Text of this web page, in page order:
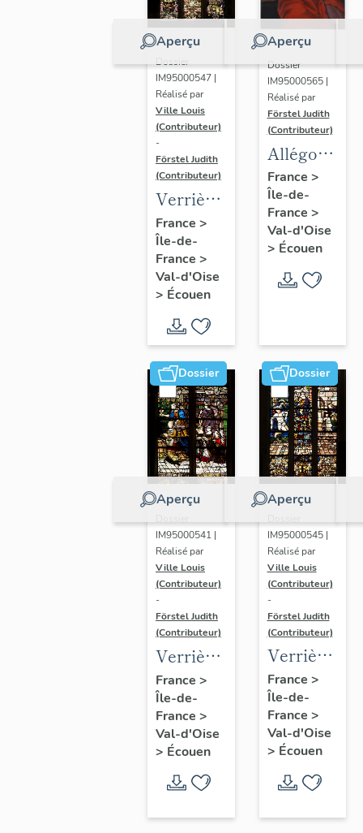
Aperçu
Dossier
IM95000547 |
Réalisé par
Ville Louis
(Contributeur)
-
Förstel Judith
(Contributeur)
Verrière
de la
baie 8 :
Vierge
de
douleur,
avec la
donatrice
Antoinette
de la
Marck et
ses filles
France >
Île-de-
France >
Val-d'Oise
> Écouen
Aperçu
Dossier
IM95000565 |
Réalisé par
Förstel Judith
(Contributeur)
Allégories
du
Toucher
et de la
Vue.
France >
Île-de-
France >
Val-d'Oise
> Écouen
Dossier
Aperçu
IM95000541 |
Réalisé par
Ville Louis
(Contributeur)
-
Förstel Judith
(Contributeur)
Verrière
de la
baie 2 :
scènes
de la
Passion,
avec
donatrices
France >
Île-de-
France >
Val-d'Oise
> Écouen
Dossier
Aperçu
IM95000545 |
Réalisé par
Ville Louis
(Contributeur)
-
Förstel Judith
(Contributeur)
Verrière
de la
baie 6 :
Pietà et
donateurs
France >
Île-de-
France >
Val-d'Oise
> Écouen